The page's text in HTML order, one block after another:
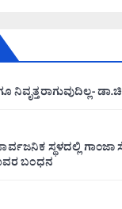
ನಿವೃತ್ತರಾಗುವುದಿಲ್ಲ-
ಸ್ಥಳದಲ್ಲಿ ಗಾಂಜಾ
ಬಂಧನ